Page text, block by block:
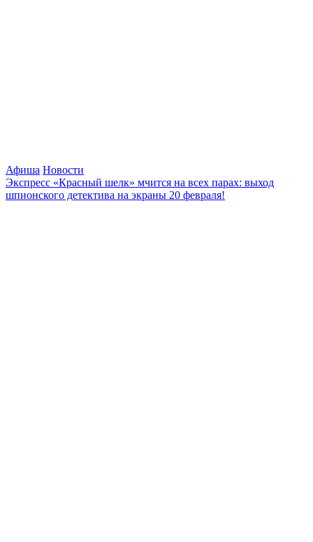
Афиша Новости
Экспресс «Красный шелк» мчится на всех парах: выход
шпионского детектива на экраны 20 февраля!